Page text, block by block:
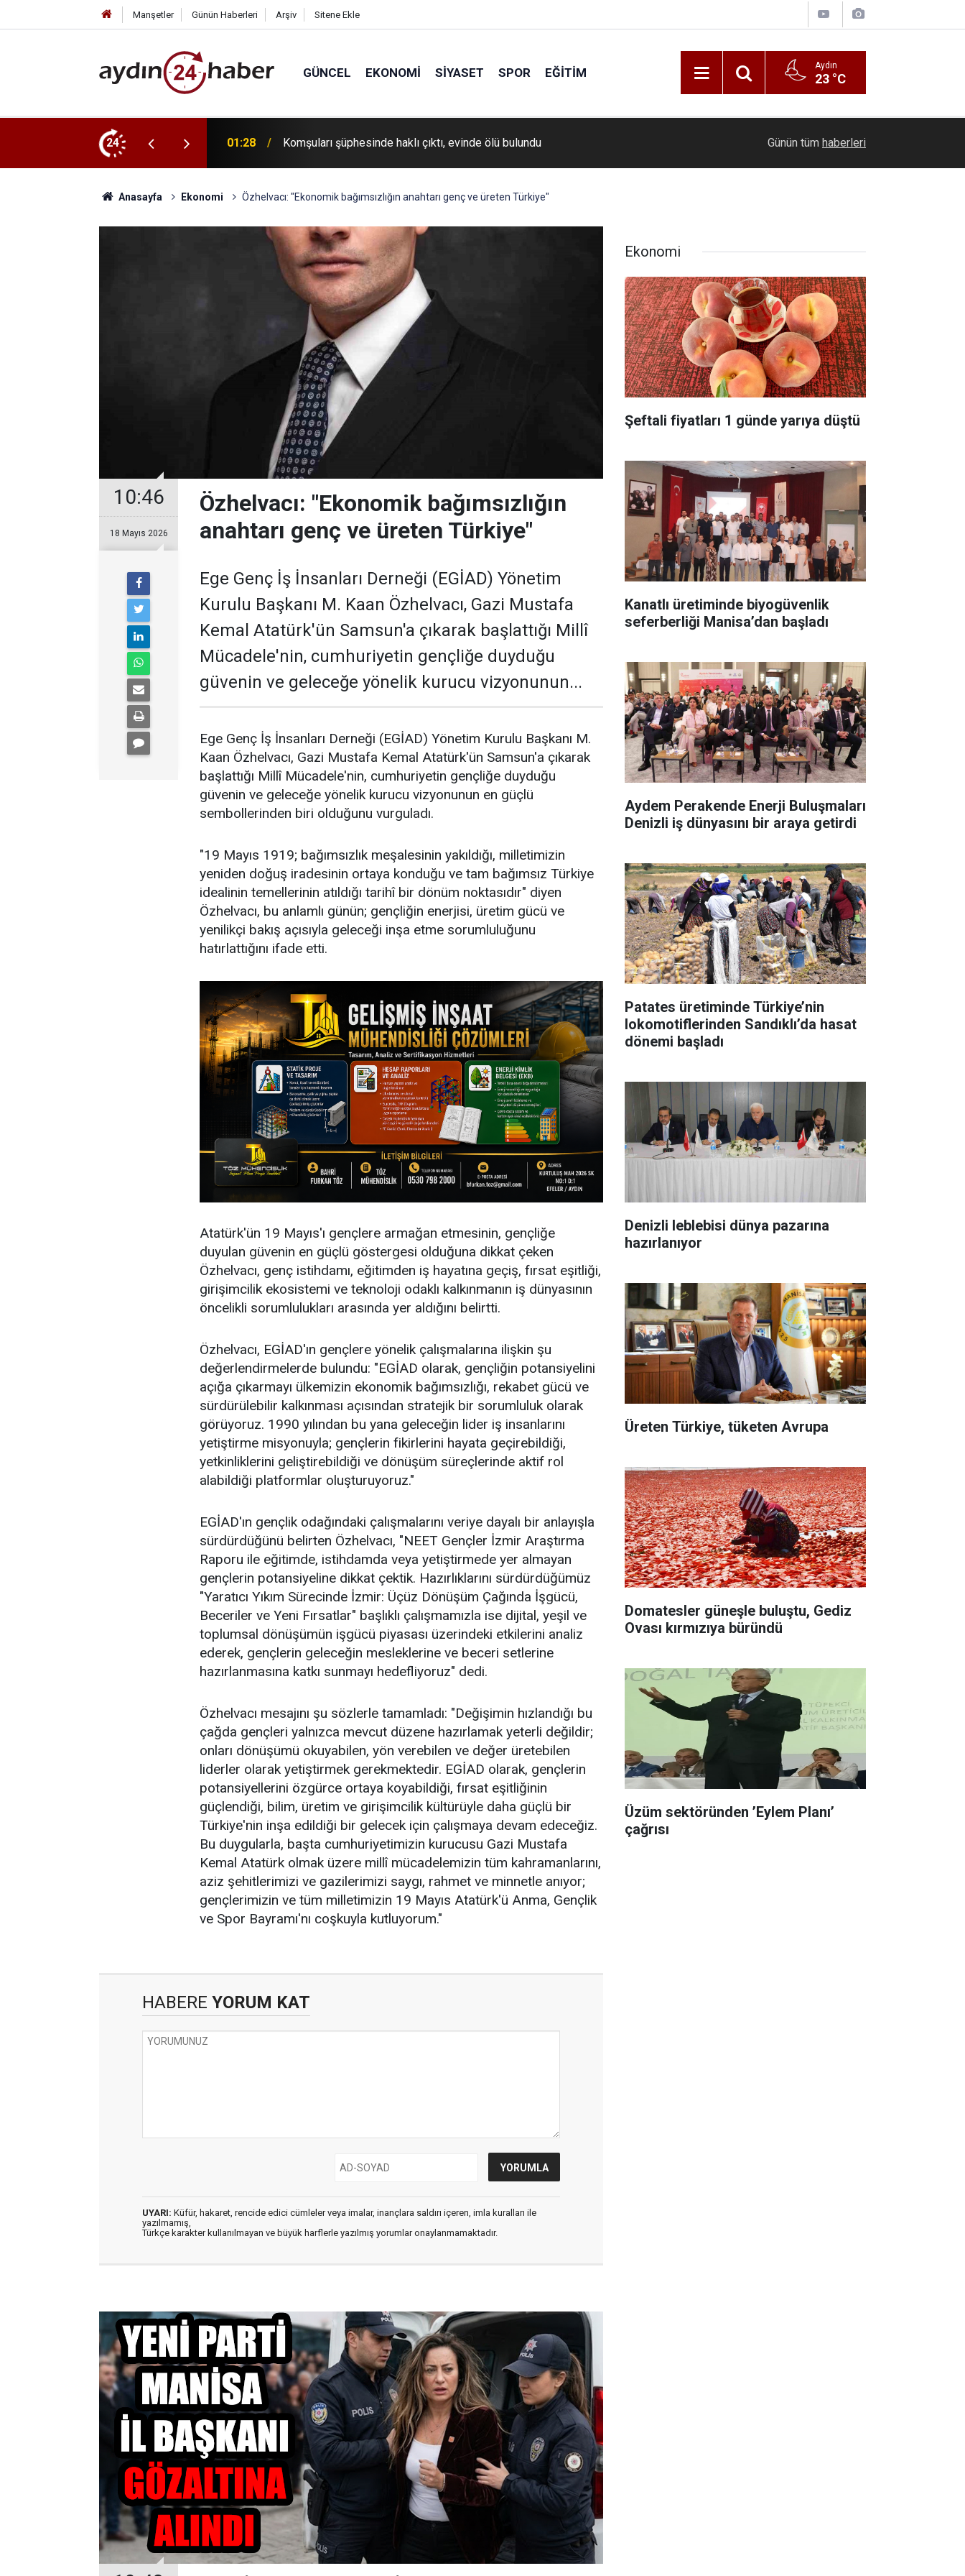
Manşetler Günün Haberleri Arşiv Sitene Ekle
GÜNCEL EKONOMI SIYASET SPOR EĞITIM Aydın
23 °C
24 23:13 SEO ve Backlink Çalışmalarında Yapılan Hatalar Seyir halindeki otomobil alevlere teslim oldu
Günün tüm haberleri
Anasayfa Ekonomi Özhelvacı: "Ekonomik bağımsızlığın anahtarı genç ve üreten Türkiye"
10:46
18 Mayıs 2026
Özhelvacı: "Ekonomik bağımsızlığın
anahtarı genç ve üreten Türkiye"
Ege Genç İş İnsanları Derneği (EGİAD) Yönetim
Kurulu Başkanı M. Kaan Özhelvacı, Gazi Mustafa
Kemal Atatürk'ün Samsun'a çıkarak başlattığı Millî
Mücadele'nin, cumhuriyetin gençliğe duyduğu
güvenin ve geleceğe yönelik kurucu vizyonunun...
Ege Genç İş İnsanları Derneği (EGİAD) Yönetim Kurulu Başkanı M.
Kaan Özhelvacı, Gazi Mustafa Kemal Atatürk'ün Samsun'a çıkarak
başlattığı Millî Mücadele'nin, cumhuriyetin gençliğe duyduğu
güvenin ve geleceğe yönelik kurucu vizyonunun en güçlü
sembollerinden biri olduğunu vurguladı.
"19 Mayıs 1919; bağımsızlık meşalesinin yakıldığı, milletimizin
yeniden doğuş iradesinin ortaya konduğu ve tam bağımsız Türkiye
idealinin temellerinin atıldığı tarihî bir dönüm noktasıdır" diyen
Özhelvacı, bu anlamlı günün; gençliğin enerjisi, üretim gücü ve
yenilikçi bakış açısıyla geleceği inşa etme sorumluluğunu
hatırlattığını ifade etti.
Atatürk'ün 19 Mayıs'ı gençlere armağan etmesinin, gençliğe
duyulan güvenin en güçlü göstergesi olduğuna dikkat çeken
Özhelvacı, genç istihdamı, eğitimden iş hayatına geçiş, fırsat eşitliği,
girişimcilik ekosistemi ve teknoloji odaklı kalkınmanın iş dünyasının
öncelikli sorumlulukları arasında yer aldığını belirtti.
Özhelvacı, EGİAD'ın gençlere yönelik çalışmalarına ilişkin şu
değerlendirmelerde bulundu: "EGİAD olarak, gençliğin potansiyelini
açığa çıkarmayı ülkemizin ekonomik bağımsızlığı, rekabet gücü ve
sürdürülebilir kalkınması açısından stratejik bir sorumluluk olarak
görüyoruz. 1990 yılından bu yana geleceğin lider iş insanlarını
yetiştirme misyonuyla; gençlerin fikirlerini hayata geçirebildiği,
yetkinliklerini geliştirebildiği ve dönüşüm süreçlerinde aktif rol
alabildiği platformlar oluşturuyoruz."
EGİAD'ın gençlik odağındaki çalışmalarını veriye dayalı bir anlayışla
sürdürdüğünü belirten Özhelvacı, "NEET Gençler İzmir Araştırma
Raporu ile eğitimde, istihdamda veya yetiştirmede yer almayan
gençlerin potansiyeline dikkat çektik. Hazırlıklarını sürdürdüğümüz
"Yaratıcı Yıkım Sürecinde İzmir: Üçüz Dönüşüm Çağında İşgücü,
Beceriler ve Yeni Fırsatlar" başlıklı çalışmamızla ise dijital, yeşil ve
toplumsal dönüşümün işgücü piyasası üzerindeki etkilerini analiz
ederek, gençlerin geleceğin mesleklerine ve beceri setlerine
hazırlanmasına katkı sunmayı hedefliyoruz" dedi.
Özhelvacı mesajını şu sözlerle tamamladı: "Değişimin hızlandığı bu
çağda gençleri yalnızca mevcut düzene hazırlamak yeterli değildir;
onları dönüşümü okuyabilen, yön verebilen ve değer üretebilen
liderler olarak yetiştirmek gerekmektedir. EGİAD olarak, gençlerin
potansiyellerini özgürce ortaya koyabildiği, fırsat eşitliğinin
güçlendiği, bilim, üretim ve girişimcilik kültürüyle daha güçlü bir
Türkiye'nin inşa edildiği bir gelecek için çalışmaya devam edeceğiz.
Bu duygularla, başta cumhuriyetimizin kurucusu Gazi Mustafa
Kemal Atatürk olmak üzere millî mücadelemizin tüm kahramanlarını,
aziz şehitlerimizi ve gazilerimizi saygı, rahmet ve minnetle anıyor;
gençlerimizin ve tüm milletimizin 19 Mayıs Atatürk'ü Anma, Gençlik
ve Spor Bayramı'nı coşkuyla kutluyorum."
HABERE YORUM KAT
UYARI: Küfür, hakaret, rencide edici cümleler veya imalar, inançlara saldırı içeren, imla kuralları ile
yazılmamış,
Türkçe karakter kullanılmayan ve büyük harflerle yazılmış yorumlar onaylanmamaktadır.
Ekonomi
Şeftali fiyatları 1 günde yarıya düştü
Kanatlı üretiminde biyogüvenlik
seferberliği Manisa’dan başladı
Aydem Perakende Enerji Buluşmaları
Denizli iş dünyasını bir araya getirdi
Patates üretiminde Türkiye’nin
lokomotiflerinden Sandıklı’da hasat
dönemi başladı
Denizli leblebisi dünya pazarına
hazırlanıyor
Üreten Türkiye, tüketen Avrupa
Domatesler güneşle buluştu, Gediz
Ovası kırmızıya büründü
Üzüm sektöründen ’Eylem Planı’
çağrısı